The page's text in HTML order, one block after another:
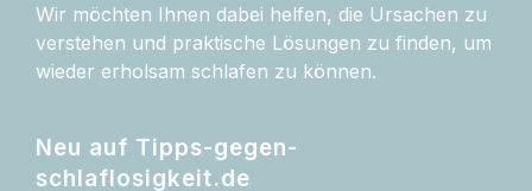
Wir möchten Ihnen dabei helfen, die Ursachen zu
verstehen und praktische Lösungen zu finden, um
wieder erholsam schlafen zu können.
Neu auf Tipps-gegen-
schlaflosigkeit.de